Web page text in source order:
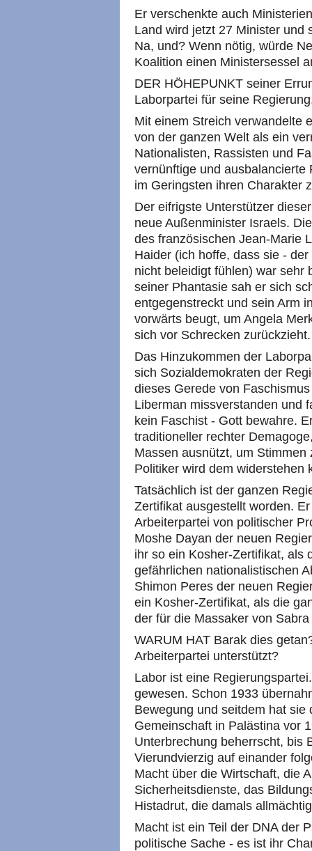
Er verschenkte auch
Land wird jetzt 27 Minister und
Na, und? Wenn nötig, würde
Koalition einen Ministersessel
DER HÖHEPUNKT seiner
Laborpartei für seine
Mit einem Streich verwandelte
von der ganzen Welt als ein
Nationalisten, Rassisten und
vernünftige und
im Geringsten ihren Charakter
Der eifrigste Unterstützer
neue Außenminister Israels.
des französischen Jean-Marie
Haider (ich hoffe, dass sie -
nicht beleidigt fühlen) war sehr
seiner Phantasie sah er sich
entgegenstreckt und sein Arm
vorwärts beugt, um Angela
sich vor Schrecken
Das Hinzukommen der
sich Sozialdemokraten der
dieses Gerede von
Liberman missverstanden und
kein Faschist - Gott bewahre.
traditioneller rechter
Massen ausnützt, um
Politiker wird dem widerstehen
Tatsächlich ist der ganzen
Zertifikat ausgestellt worden.
Arbeiterpartei von politischer
Moshe Dayan der neuen
ihr so ein Kosher-Zertifikat, als
gefährlichen nationalistischen
Shimon Peres der neuen
ein Kosher-Zertifikat, als die
der für die Massaker von
WARUM HAT Barak dies
Arbeiterpartei unterstützt?
Labor ist eine
gewesen. Schon 1933
Bewegung und seitdem hat sie
Gemeinschaft in Palästina vor
Unterbrechung beherrscht, bis
Vierundvierzig auf einander
Macht über die Wirtschaft, die
Sicherheitsdienste, das
Histadrut, die damals
Macht ist ein Teil der DNA der
politische Sache - es ist ihr